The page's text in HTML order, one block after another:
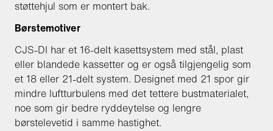
støttehjul som er montert bak.
Børstemotiver
CJS-DI har et 16-delt kasettsystem med stål, plast
eller blandede kassetter og er også tilgjengelig som
et 18 eller 21-delt system. Designet med 21 spor gir
mindre luftturbulens med det tettere bustmaterialet,
noe som gir bedre ryddeytelse og lengre
børstelevetid i samme hastighet.